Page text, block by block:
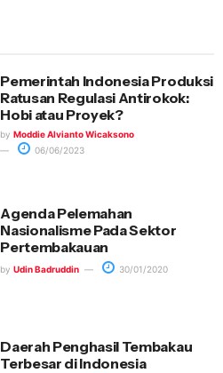
Pemerintah Indonesia Produksi
Ratusan Regulasi Antirokok:
Hobi atau Proyek?
by Moddie Alvianto Wicaksono
06/06/2023
Agenda Pelemahan
Nasionalisme Pada Sektor
Pertembakauan
by Udin Badruddin 30/01/2020
Daerah Penghasil Tembakau
Terbesar di Indonesia